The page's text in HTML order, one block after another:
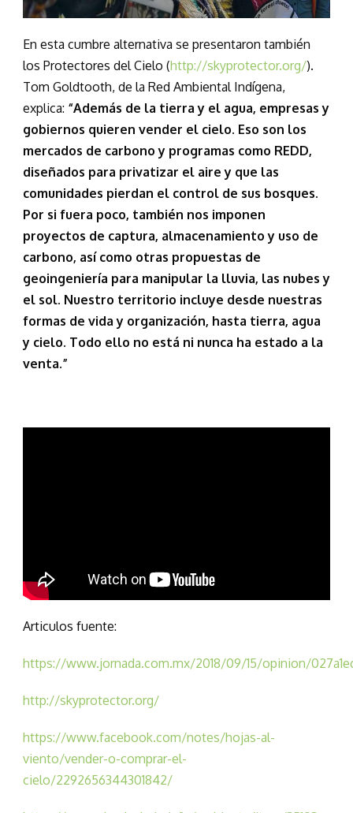
En esta cumbre alternativa se presentaron también
los Protectores del Cielo (http://skyprotector.org/).
Tom Goldtooth, de la Red Ambiental Indígena,
explica: “Además de la tierra y el agua, empresas y
gobiernos quieren vender el cielo. Eso son los
mercados de carbono y programas como REDD,
diseñados para privatizar el aire y que las
comunidades pierdan el control de sus bosques.
Por si fuera poco, también nos imponen
proyectos de captura, almacenamiento y uso de
carbono, así como otras propuestas de
geoingeniería para manipular la lluvia, las nubes y
el sol. Nuestro territorio incluye desde nuestras
formas de vida y organización, hasta tierra, agua
y cielo. Todo ello no está ni nunca ha estado a la
venta.”
Articulos fuente:
https://www.jornada.com.mx/2018/09/15/opinion/
http://skyprotector.org/
https://www.facebook.com/notes/hojas-al-
viento/vender-o-comprar-el-
cielo/2292656344301842/